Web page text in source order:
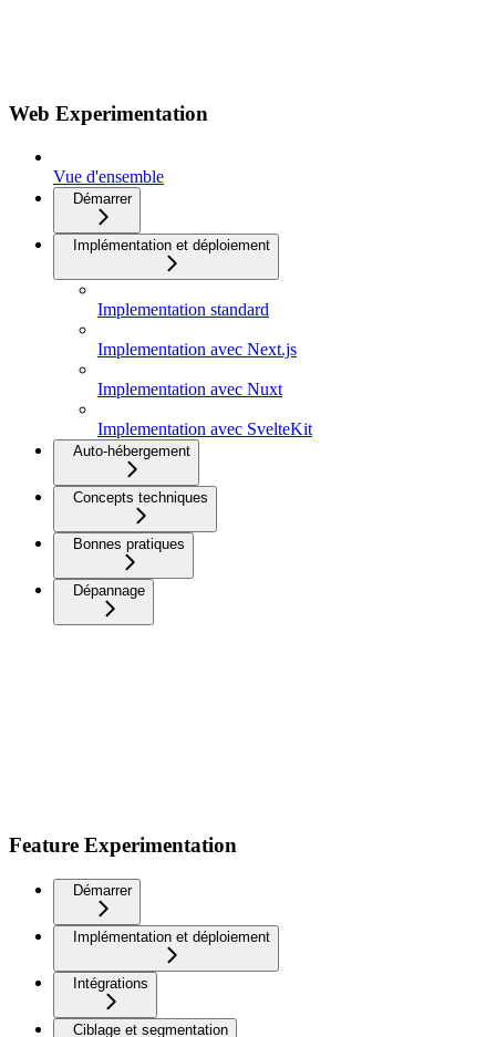
Web Experimentation
Vue d'ensemble
Démarrer
Implémentation et déploiement
Implementation standard
Implementation avec Next.js
Implementation avec Nuxt
Implementation avec SvelteKit
Auto-hébergement
Concepts techniques
Bonnes pratiques
Dépannage
Feature Experimentation
Démarrer
Implémentation et déploiement
Intégrations
Ciblage et segmentation